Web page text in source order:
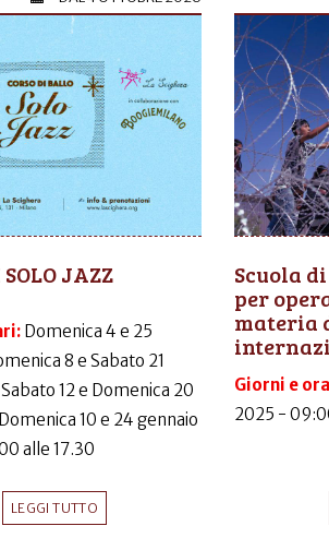
SOLO JAZZ
Domenica 4 e 25
8 e Sabato 21
12 e Domenica 20
10 e 24 gennaio
alle 17.30
LEGGI TUTTO
Scuola
per
materia
Giorni e
2025 -